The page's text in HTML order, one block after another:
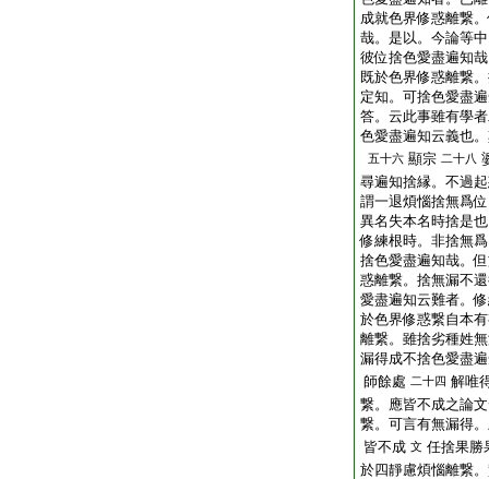
成就色界修惑離繋
哉。是以。今論等
彼位捨色愛盡遍知哉
既於色界修惑離繋
定知。可捨色愛盡
答。云此事雖有學
色愛盡遍知云義也
五十六 顯宗 二十八
尋遍知捨縁。不過
謂一退煩惱捨無爲
異名失本名時捨是
修練根時。非捨無
捨色愛盡遍知哉。
惑離繋。捨無漏不
愛盡遍知云難者。
於色界修惑繋自本
離繋。雖捨劣種姓
漏得成不捨色愛盡
師餘處 二十四 解唯
繋。應皆不成之論
繋。可言有無漏得
皆不成 文 任捨果勝
於四靜慮煩惱離繋